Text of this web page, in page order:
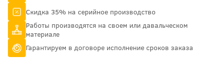
Скидка 35% на серийное производство
Работы производятся на своем или давальческом
материале
Гарантируем в договоре исполнение сроков заказа